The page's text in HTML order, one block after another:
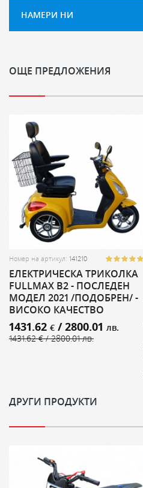
НАМЕРИ НИ
ОЩЕ ПРЕДЛОЖЕНИЯ
Номер на артикул: 141210
ЕЛЕКТРИЧЕСКА ТРИКОЛКА
FULLMAX B2 - ПОСЛЕДЕН
МОДЕЛ 2021 /ПОДОБРЕН/ -
ВИСОКО КАЧЕСТВО
1431.62 € / 2800.01 лв.
1431.62 € / 2800.01 лв.
ДРУГИ ПРОДУКТИ